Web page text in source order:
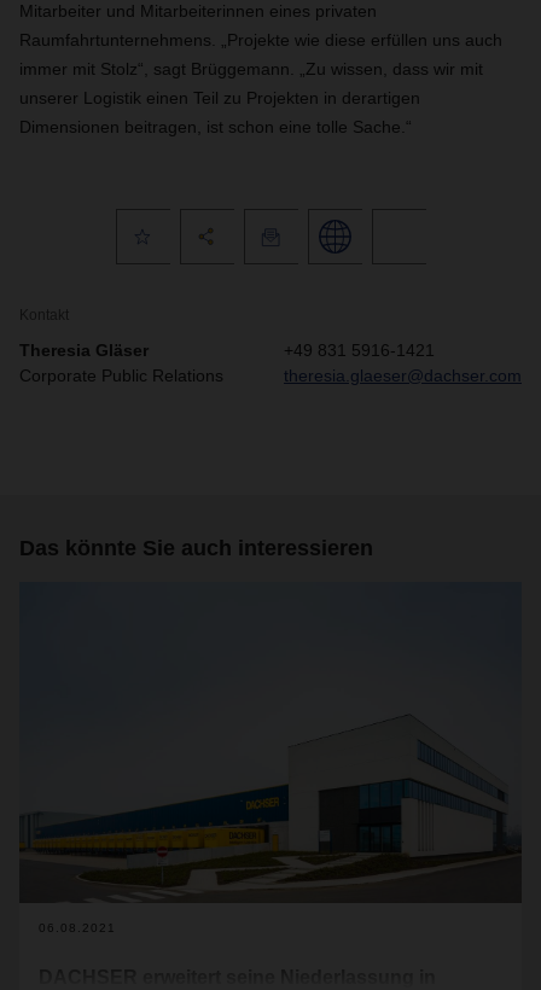
Mitarbeiter und Mitarbeiterinnen eines privaten
Raumfahrtunternehmens. „Projekte wie diese erfüllen uns auch
immer mit Stolz“, sagt Brüggemann. „Zu wissen, dass wir mit
unserer Logistik einen Teil zu Projekten in derartigen
Dimensionen beitragen, ist schon eine tolle Sache.“
Kontakt
Theresia Gläser
Corporate Public Relations
+49 831 5916-1421
theresia.glaeser@dachser.com
Das könnte Sie auch interessieren
06.08.2021